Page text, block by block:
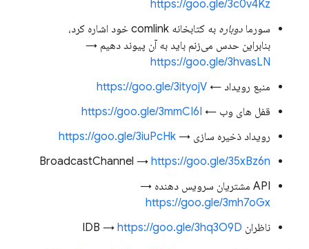
https://goo.gle/3c0v4Kz
سورما دوباره
به کتابخانه comlink خود اشاره کرد،
بنابراین حدس می‌زنم باید به آن پیوند دهیم →
https://goo.gle/3hvasLN
منبع رویداد ← https://goo.gle/3ityojV
قفل های وب ← https://goo.gle/3mmCI6I
رویداد ذخیره سازی → https://goo.gle/3iuPcHk
BroadcastChannel → https://goo.gle/35xBz6n
API مشتریان سرویس دهنده →
https://goo.gle/3mh7oGx
ناظران IDB → https://goo.gle/3hq3O9D